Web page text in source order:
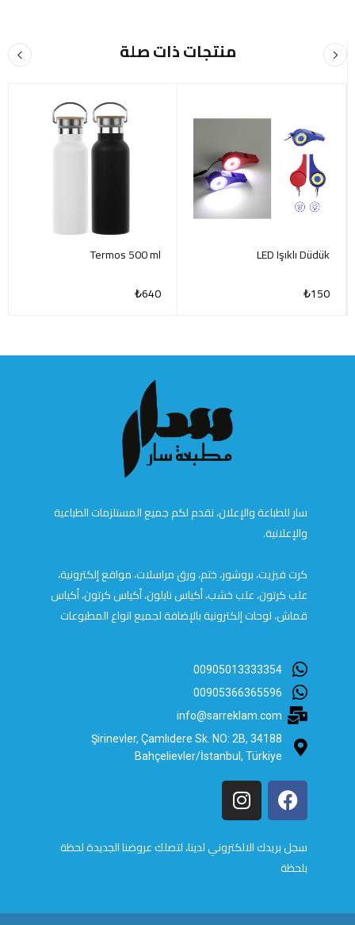
منتجات ذات صلة
LED Işıklı Düdük
₺150
Termos 500 ml
₺640
سار للطباعة والإعلان، نقدم لكم جميع المستلزمات الطباعية
والإعلانية.
كرت فيزيت، بروشور، ختم، ورق مراسلات، مواقع إلكترونية،
علب كرتون، علب خشب، أكياس نايلون، أكياس كرتون، أكياس
قماش، لوحات إلكترونية بالإضافة لجميع انواع المطبوعات
00905013333354
00905366365596
info@sarreklam.com
Şirinevler, Çamlıdere Sk. NO: 2B, 34188
Bahçelievler/İstanbul, Türkiye
سجل بريدك الالكتروني لدينا، لتصلك عروضنا الجديدة لحظة
بلحظة